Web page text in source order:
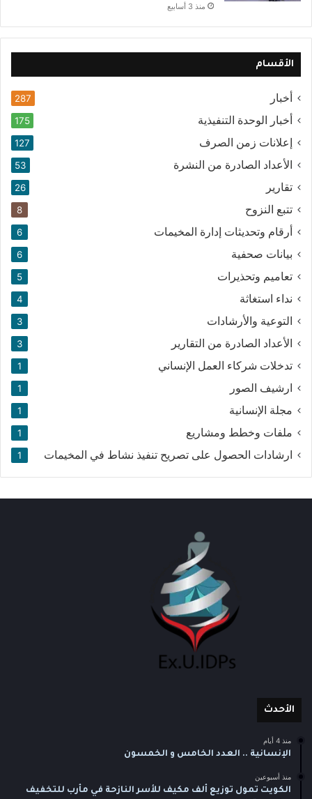
منذ 3 أسابيع
الأقسام
أخبار 287
أخبار الوحدة التنفيذية 175
إعلانات زمن الصرف 127
الأعداد الصادرة من النشرة 53
تقارير 26
تتبع النزوح 8
أرقام وتحديثات إدارة المخيمات 6
بيانات صحفية 6
تعاميم وتحذيرات 5
نداء استغاثة 4
التوعية والأرشادات 3
الأعداد الصادرة من التقارير 3
تدخلات شركاء العمل الإنساني 1
ارشيف الصور 1
مجلة الإنسانية 1
ملفات وخطط ومشاريع 1
ارشادات الحصول على تصريح تنفيذ نشاط في المخيمات 1
الأحدث
منذ 4 أيام
الإنسانية .. العدد الخامس و الخمسون
منذ أسبوعين
الكويت تمول توزيع ألف مكيف للأسر النازحة في مأرب للتخفيف